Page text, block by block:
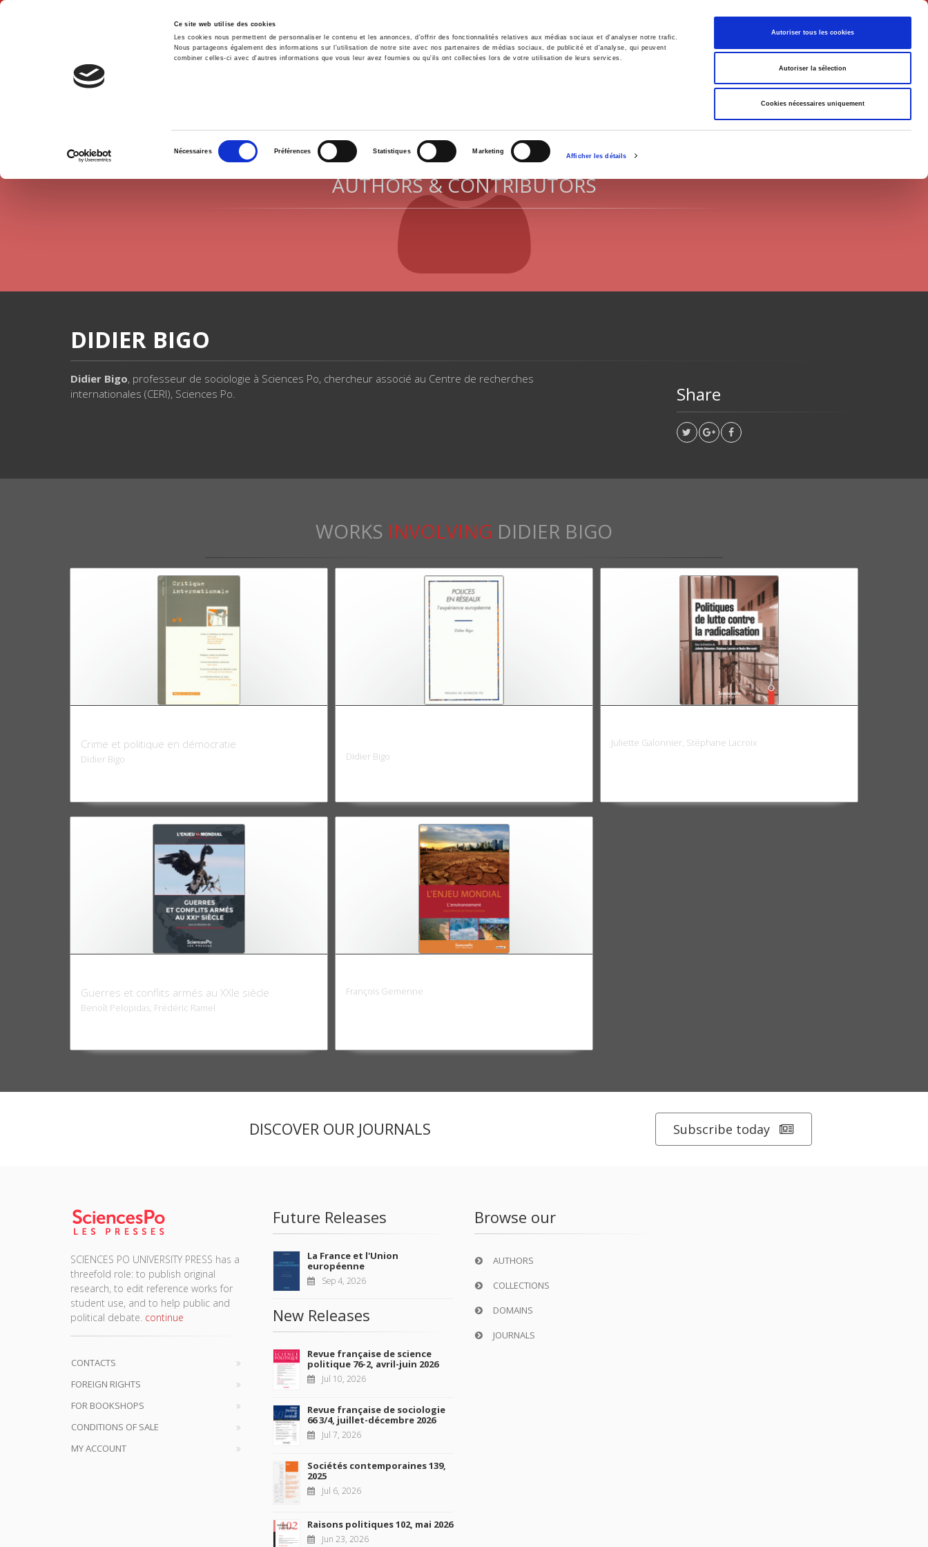
Ce site web utilise des cookies
Les cookies nous permettent de personnaliser le contenu et les annonces, d'offrir des fonctionnalités relatives aux médias sociaux et d'analyser notre trafic.
Nous partageons également des informations sur l'utilisation de notre site avec nos partenaires de médias sociaux, de publicité et d'analyse, qui peuvent
combiner celles-ci avec d'autres informations que vous leur avez fournies ou qu'ils ont collectées lors de votre utilisation de leurs services.
consentement
Nécessaires Préférences Statistiques Marketing
Afficher les détails
Autoriser tous les cookies
Autoriser la sélection
Cookies nécessaires uniquement
English
Home Environment History International Politics
AUTHORS & CONTRIBUTORS
DIDIER BIGO
Didier Bigo, professeur de sociologie à Sciences Po, chercheur associé au Centre de recherches
internationales (CERI), Sciences Po.
Share
WORKS INVOLVING DIDIER BIGO
Crime et politique en démocratie
Didier Bigo Didier Bigo
Juliette Galonnier, Stéphane Lacroix
Guerres et conflits armés au XXIe siècle
Benoît Pelopidas, Frédéric Ramel
François Gemenne
DISCOVER OUR JOURNALS Subscribe today
SCIENCES PO UNIVERSITY PRESS has a
threefold role: to publish original
research, to edit reference works for
student use, and to help public and
political debate. continue
CONTACTS
FOREIGN RIGHTS
FOR BOOKSHOPS
CONDITIONS OF SALE
MY ACCOUNT
Future Releases
La France et l'Union
européenne
Sep 4, 2026
New Releases
Revue française de science
politique 76-2, avril-juin 2026
Jul 10, 2026
Revue française de sociologie
66 3/4, juillet-décembre 2026
Jul 7, 2026
Sociétés contemporaines 139,
2025
Jul 6, 2026
Raisons politiques 102, mai 2026
Jun 23, 2026
Browse our
AUTHORS
COLLECTIONS
DOMAINS
JOURNALS